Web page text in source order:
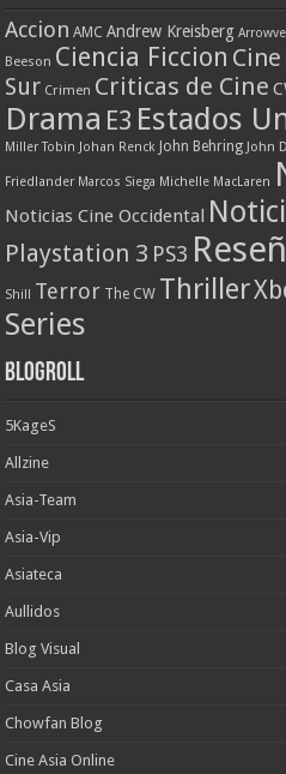
Accion AMC Andrew Kreisberg
Beeson Ciencia Ficcion
Sur Crimen Criticas de Cine
Drama E3 Estados
Miller Tobin Johan Renck John Behring John
Friedlander Marcos Siega Michelle MacLaren
Noticias Cine Occidental
Playstation 3 PS3
Shill Terror The CW Thriller
Series
Blogroll
5KageS
Allzine
Asia-Team
Asia-Vip
Asiateca
Aullidos
Blog Visual
Casa Asia
Chowfan Blog
Cine Asia Online